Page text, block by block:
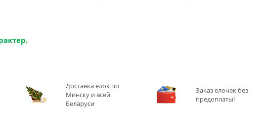
Доставка ёлок по
Минску и всей
Беларуси
Заказ елочек без
предоплаты!